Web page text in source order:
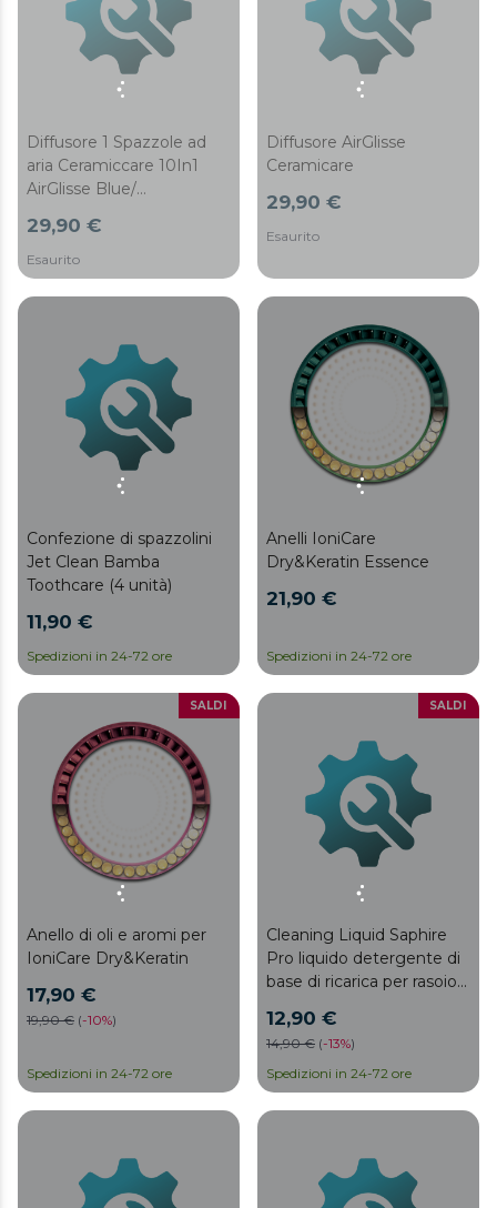
Diffusore 1 Spazzole ad
aria Ceramiccare 10In1
AirGlisse Blue/
AirGlisse Blue/
Ceramiccare 14In1
AirGlisse Blue/
Ceramiccare 14In1
Ceramiccare AirGlisse X/
Cermiccare AirGlisse Blue
29,90 €
Esaurito
Diffusore AirGlisse
Ceramicare
29,90 €
Esaurito
Confezione di spazzolini
Jet Clean Bamba
Toothcare (4 unità)
11,90 €
Spedizioni in 24-72 ore
Anelli IoniCare
Dry&Keratin Essence
21,90 €
Spedizioni in 24-72 ore
SALDI
Anello di oli e aromi per
IoniCare Dry&Keratin
17,90 €
19,90 € (-10%)
Spedizioni in 24-72 ore
SALDI
Cleaning Liquid Saphire
Pro liquido detergente di
base di ricarica per rasoio
Saphire Pro
12,90 €
14,90 € (-13%)
Spedizioni in 24-72 ore